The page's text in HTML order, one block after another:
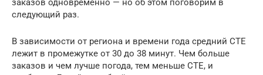
заказов одновременно — но об этом поговорим в
следующий раз.
В зависимости от региона и времени года средний CTE
лежит в промежутке от 30 до 38 минут. Чем больше
заказов и чем лучше погода, тем меньше CTE, и